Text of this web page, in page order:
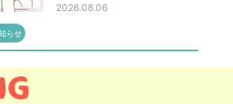
2026.08.06
らせ